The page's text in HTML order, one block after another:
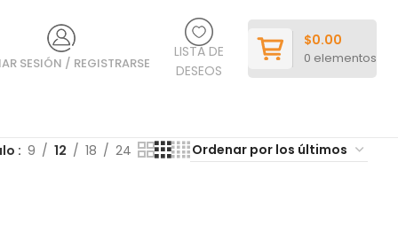
SESIÓN / REGISTRARSE
LISTA DE
DESEOS
0 elementos
$0.00
9 12 18 24